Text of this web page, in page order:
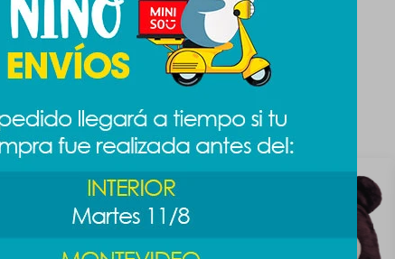
Productos que te pueden interesar